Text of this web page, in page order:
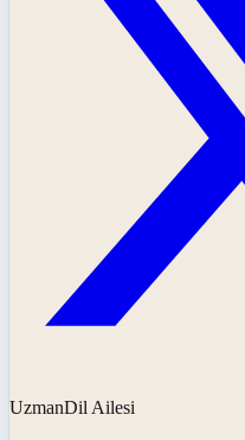
UzmanDil Ailesi